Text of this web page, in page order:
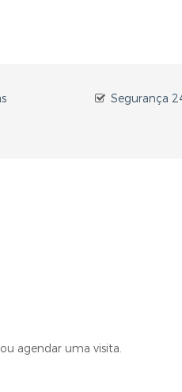
Segurança
agendar uma visita.